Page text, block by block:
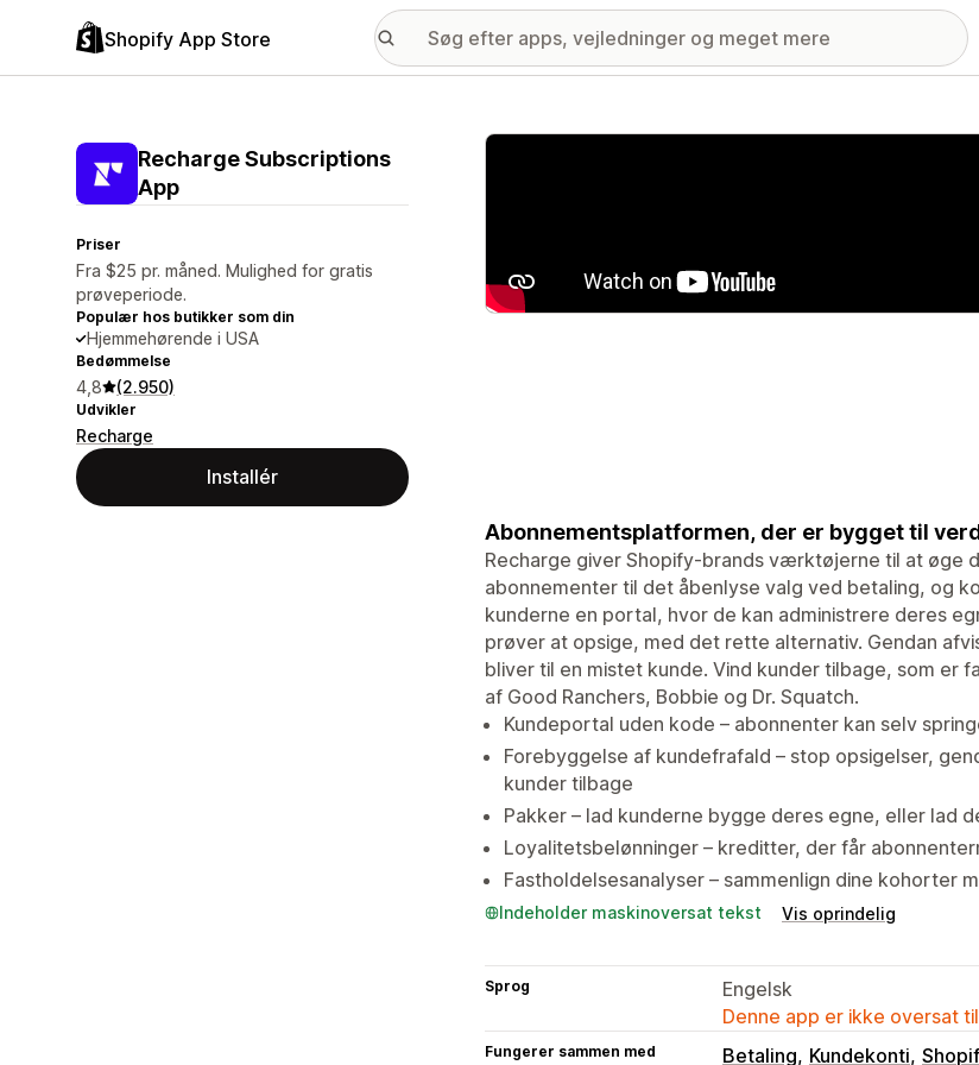
Shopify App Store
Recharge Subscriptions
App
Priser
Fra $25 pr. måned. Mulighed for gratis
prøveperiode.
Populær hos butikker som din
Hjemmehørende i USA
Bedømmelse
4,8 (2.950)
Udvikler
Recharge
Installér
Galleri med udvalgte billeder
Abonnementsplatformen, der er bygget til
Recharge giver Shopify-brands værktøjerne til at øge
abonnementer til det åbenlyse valg ved betaling, og
kunderne en portal, hvor de kan administrere deres
prøver at opsige, med det rette alternativ. Gendan
bliver til en mistet kunde. Vind kunder tilbage, som er
af Good Ranchers, Bobbie og Dr. Squatch.
Kundeportal uden kode – abonnenter kan selv
Forebyggelse af kundefrafald – stop opsigelser,
kunder tilbage
Pakker – lad kunderne bygge deres egne, eller lad
Loyalitetsbelønninger – kreditter, der får
Fastholdelsesanalyser – sammenlign dine kohorter
Indeholder maskinoversat tekst Vis oprindelig
Sprog
Engelsk
Denne app er ikke oversat
Fungerer sammen med Betaling Kundekonti